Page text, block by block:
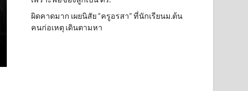
ผิดคาดมาก เผยนิสัย “ครูอรสา” ที่นักเรียนม.ต้น
คนก่อเหตุ เดินตามหา